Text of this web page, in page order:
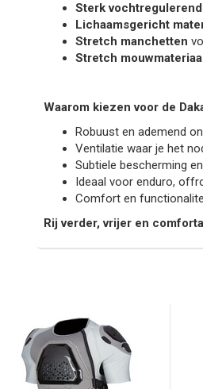
Sterk
Lichaamsgericht
Stretch manchetten
Stretch
Waarom kiezen voor de
Robuust en ademend
Ventilatie waar je het
Subtiele bescherming
Ideaal voor enduro,
Comfort en
Rij verder, vrijer en